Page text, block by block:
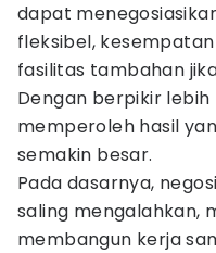
dapat
fleksibel,
fasilitas tambahan
Dengan berpikir
memperoleh hasil
semakin besar.
Pada dasarnya,
saling mengalahkan,
membangun kerja